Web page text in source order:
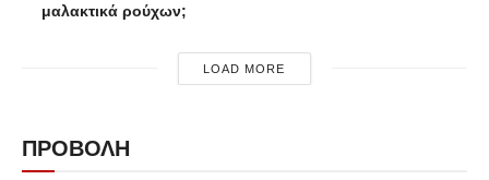
μαλακτικά ρούχων;
LOAD MORE
ΠΡΟΒΟΛΗ